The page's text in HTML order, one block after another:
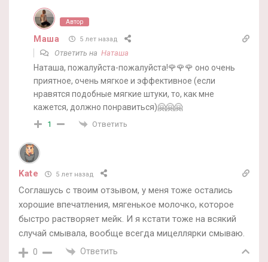
Автор
Маша 5 лет назад
Ответить на Наташа
Наташа, пожалуйста-пожалуйста!🌹🌹🌹 оно очень
приятное, очень мягкое и эффективное (если
нравятся подобные мягкие штуки, то, как мне
кажется, должно понравиться)🤗🤗🤗
1 Ответить
Kate 5 лет назад
Соглашусь с твоим отзывом, у меня тоже остались
хорошие впечатления, мягенькое молочко, которое
быстро растворяет мейк. И я кстати тоже на всякий
случай смывала, вообще всегда мицеллярки смываю.
0 Ответить